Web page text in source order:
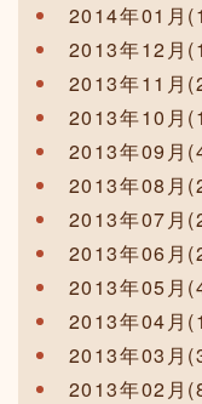
2014年01月
2013年12月
2013年11月
2013年10月
2013年09月
2013年08月
2013年07月
2013年06月
2013年05月
2013年04月
2013年03月
2013年02月